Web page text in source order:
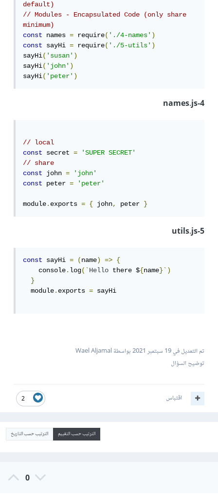
default)
// Modules - Encapsulated Code (only share
minimum)
const
names = require('./4-names')
const
sayHi = require('./5-utils')
sayHi('susan')
sayHi('john')
sayHi('peter')
4-names.js
// local
const
secret =
'SUPER SECRET'
// share
const
john =
'john'
const
peter = 'peter'
module.exports = { john, peter }
5-utils.js
const sayHi = (name) =>
{
    console
.log(`Hello there ${name}`)
}
  module
.exports = sayHi
تم التعديل في19 سبتمبر 2021
بواسطة Wael Aljamal
توضيح السؤال
2 اقتباس
الترتيب حسب التقييم الترتيب حسب التاريخ
0